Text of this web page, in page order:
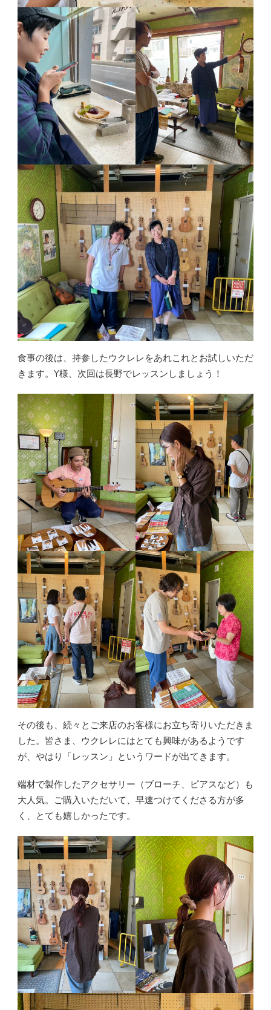
食事の後は、持参したウクレレをあれこれとお試しいただ
きます。Y様、次回は長野でレッスンしましょう！
その後も、続々とご来店のお客様にお立ち寄りいただきま
した。皆さま、ウクレレにはとても興味があるようです
が、やはり「レッスン」というワードが出てきます。
端材で製作したアクセサリー（ブローチ、ピアスなど）も
大人気。ご購入いただいて、早速つけてくださる方が多
く、とても嬉しかったです。